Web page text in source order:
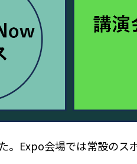
。Expo会場では常設のス